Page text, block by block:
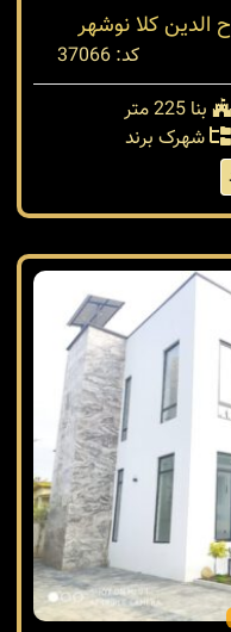
کد: 37066
بنا 225 متر
شهرک برند